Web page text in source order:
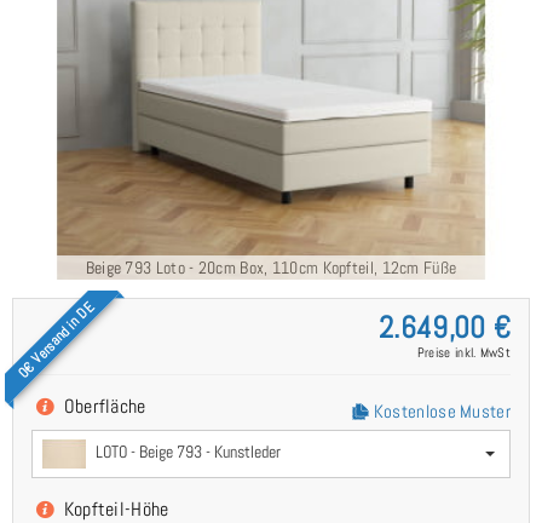
Beige 793 Loto - 20cm Box, 110cm Kopfteil, 12cm Füße
0€ Versand in DE 2.649,00 €
Preise inkl. MwSt
Oberfläche Kostenlose Muster
LOTO - Beige 793 - Kunstleder
Kopfteil-Höhe